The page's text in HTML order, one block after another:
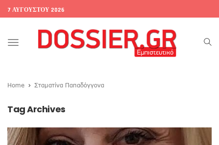
7 ΑΥΓΟΎΣΤΟΥ 2026
Toggle
Home Σταματίνα Παπαδόγγονα
Tag Archives